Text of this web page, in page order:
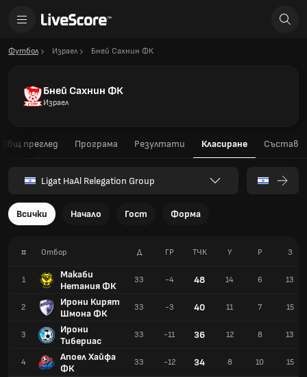
Футбол Израел Бней Сахнин ФК
Бней Сахнин ФК
Израел
Общ преглед Програма Резултати Класиране Състав
Ligat HaAl Relegation Group
Всички Начало Гост Форма
# Отбор
1
Макаби
Нетания ФК
2
Ирони Кирят
Шмона ФК
3
Ирони
Тибериас
4
Апоел Хайфа
ФК
Д ГР TЧК У Р З
33 -4 48 14 6 13
33 -3 40 11 7 15
33 -11 36 12 8 13
33 -12 34 8 10 15